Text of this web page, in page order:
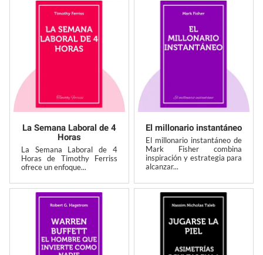
La Semana Laboral de 4
Horas
La Semana Laboral de 4
Horas de Timothy Ferriss
ofrece un enfoque...
El millonario instantáneo
El millonario instantáneo de
Mark Fisher combina
inspiración y estrategia para
alcanzar...